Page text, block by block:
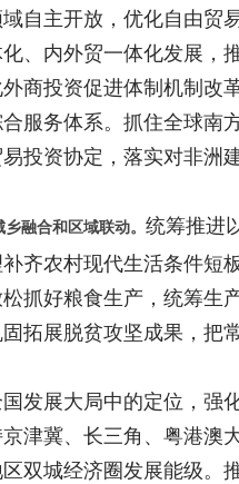
自主开放，优化自由
、内外贸一体化发展
商投资促进体制机制
服务体系。抓住全球南
投资协定，落实对非
融合和区域联动。 统筹推进
齐农村现代生活条件
抓好粮食生产，统筹
拓展脱贫攻坚成果，
展大局中的定位，强
津冀、长三角、粤港
双城经济圈发展能级